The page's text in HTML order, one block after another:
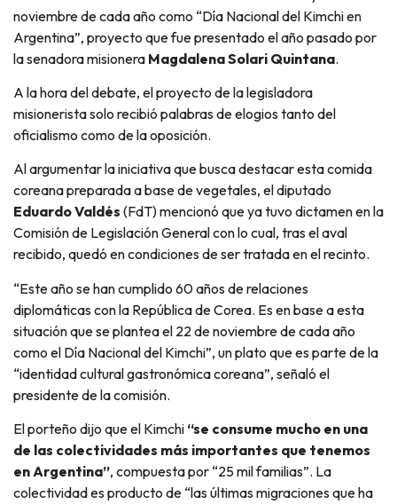
noviembre de cada año como “Día Nacional del Kimchi en
Argentina”, proyecto que fue presentado el año pasado por
la senadora misionera Magdalena Solari Quintana.
A la hora del debate, el proyecto de la legisladora
misionerista solo recibió palabras de elogios tanto del
oficialismo como de la oposición.
Al argumentar la iniciativa que busca destacar esta comida
coreana preparada a base de vegetales, el diputado
Eduardo Valdés (FdT) mencionó que ya tuvo dictamen en la
Comisión de Legislación General con lo cual, tras el aval
recibido, quedó en condiciones de ser tratada en el recinto.
“Este año se han cumplido 60 años de relaciones
diplomáticas con la República de Corea. Es en base a esta
situación que se plantea el 22 de noviembre de cada año
como el Día Nacional del Kimchi”, un plato que es parte de la
“identidad cultural gastronómica coreana”, señaló el
presidente de la comisión.
El porteño dijo que el Kimchi “se consume mucho en una
de las colectividades más importantes que tenemos
en Argentina”, compuesta por “25 mil familias”. La
colectividad es producto de “las últimas migraciones que ha